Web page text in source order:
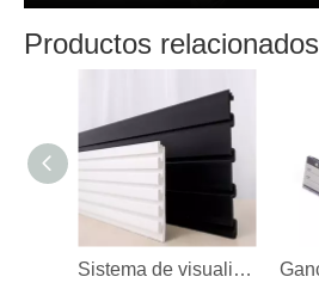
Productos relacionados
Sistema de visualización de listones de PVC